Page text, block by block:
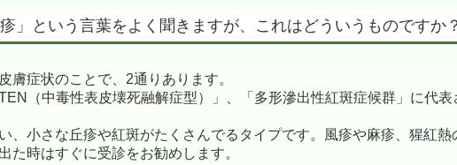
」という言葉をよく聞きますが、これはどういうものですか？
膚症状のことで、2通りあります。
（中毒性表皮壊死融解症型）」、「多形滲出性紅斑症候群」に代
、小さな丘疹や紅斑がたくさんでるタイプです。風疹や麻疹、猩紅熱
た時はすぐに受診をお勧めします。